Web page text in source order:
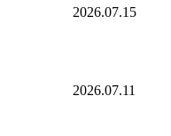
2026.07.15
2026.07.11